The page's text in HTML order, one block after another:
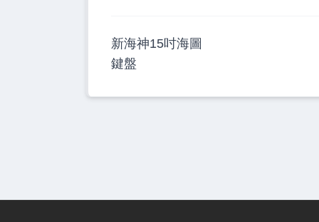
新海神15吋海圖
鍵盤